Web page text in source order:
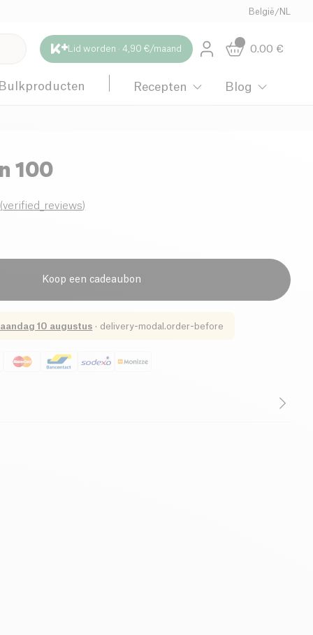
België /NL
Lid worden · 4,90 €/maand 0.00 €
Bulkproducten Recepten Blog
100
(verified_reviews)
Koop een cadeaubon
10 augustus · delivery-modal.order-before